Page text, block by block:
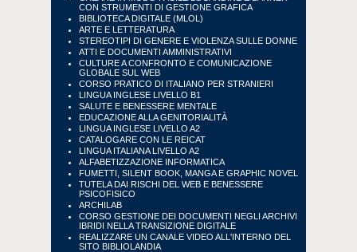
CON STRUMENTI DI GESTIONE GRAFICA
BIBLIOTECA DIGITALE (MLOL)
ARTE E LETTERATURA
STEREOTIPI DI GENERE E VIOLENZA SULLE DONNE
ATTI E DOCUMENTI AMMINISTRATIVI
CULTURE A CONFRONTO E COMUNICAZIONE
GLOBALE SUL WEB
CORSO PRATICO DI ITALIANO PER STRANIERI
LINGUA INGLESE LIVELLO B1
SALUTE E BENESSERE MENTALE
EDUCAZIONE ALLA GENITORIALITÀ
LINGUA INGLESE LIVELLO A2
CATALOGARE CON LE REICAT
LINGUA ITALIANA LIVELLO A2
ALFABETIZZAZIONE INFORMATICA
FUMETTI, SILENT BOOK, MANGA E GRAPHIC NOVEL
TUTELA DAI RISCHI DEL WEB E BENESSERE
PSICOFISICO
ARCHILAB
CORSO GESTIONE DEI DOCUMENTI NEGLI ARCHIVI
IBRIDI NELLA TRANSIZIONE DIGITALE
REALIZZARE UN CANALE VIDEO ALL'INTERNO DEL
SITO BIBLIOLANDIA